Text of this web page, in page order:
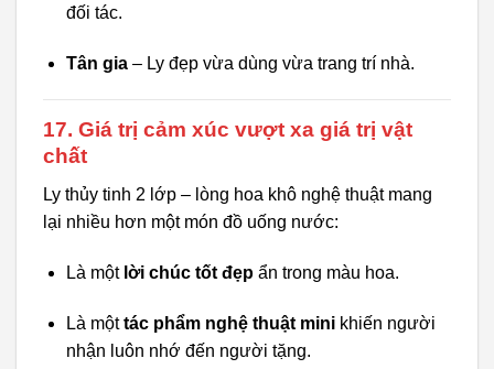
đối tác.
Tân gia– Ly đẹp vừa dùng vừa trang trí nhà.
17. Giá trị cảm xúc vượt xa giá trị vật
chất
Ly thủy tinh 2 lớp – lòng hoa khô nghệ thuật mang
lại nhiều hơn một món đồ uống nước:
Là một lời chúc tốt đẹpẩn trong màu hoa.
Là mộttác phẩm nghệ thuật minikhiến người
nhận luôn nhớ đến người tặng.